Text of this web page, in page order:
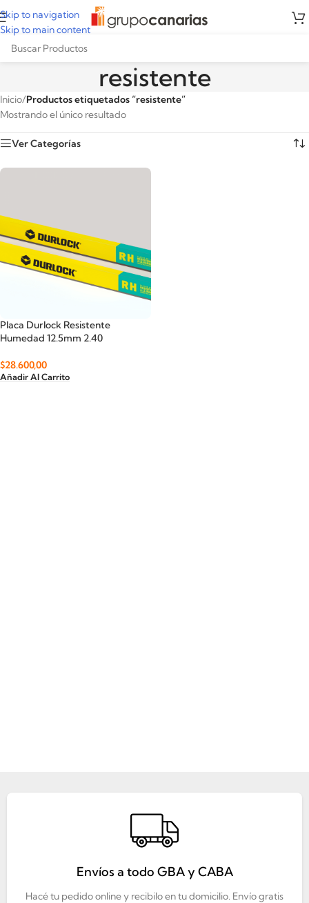
Skip to navigation
Skip to main content
resistente
Inicio/Productos etiquetados “resistente”
Mostrando el único resultado
Ver Categorías
Placa Durlock Resistente
Humedad 12.5mm 2.40
$28.600,00
Añadir Al Carrito
Envíos a todo GBA y CABA
Hacé tu pedido online y recibilo en tu domicilio. Envío gratis